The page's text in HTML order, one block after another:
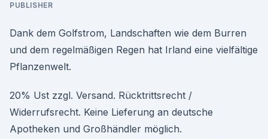
PUBLISHER
Dank dem Golfstrom, Landschaften wie dem Burren
und dem regelmäßigen Regen hat Irland eine vielfältige
Pflanzenwelt.
20% Ust zzgl. Versand. Rücktrittsrecht /
Widerrufsrecht. Keine Lieferung an deutsche
Apotheken und Großhändler möglich.